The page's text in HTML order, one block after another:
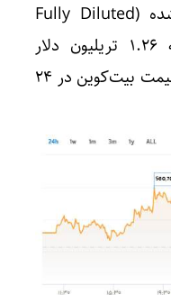
قرار دارد و ارزش بازار رقیق‌شده (Fully Diluted
Market Cap) این رمزارز به ۱.۲۶ تریلیون دلار
می‌رسد. نمودار زیر، افت‌وخیز قیمت بیت‌کوین در ۲۴